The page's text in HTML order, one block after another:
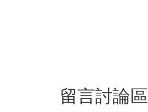
留言討論區